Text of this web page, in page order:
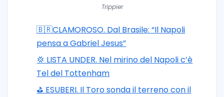
Trippier
🇧🇷CLAMOROSO. Dal Brasile: “Il Napoli
pensa a Gabriel Jesus”
💢 LISTA UNDER. Nel mirino del Napoli c’è
Tel del Tottenham
⛳ ESUBERI. Il Toro sonda il terreno con il